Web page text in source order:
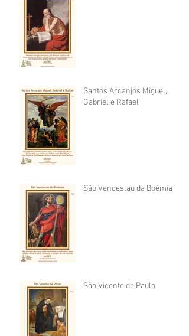
Santos Arcanjos Miguel,
Gabriel e Rafael
São Venceslau da Boêmia
São Vicente de Paulo